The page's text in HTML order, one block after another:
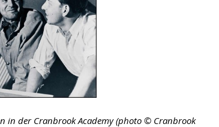
in der Cranbrook Academy (photo © Cranbrook